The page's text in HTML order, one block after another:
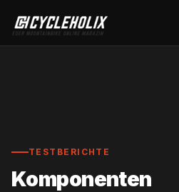
TESTBERICHTE
Komponenten